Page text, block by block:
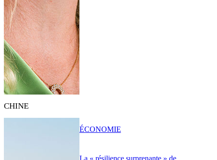
CHINE
ÉCONOMIE